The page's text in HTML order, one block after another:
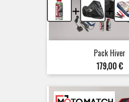
+ +
Pack Hiver
Prix
179,00 €